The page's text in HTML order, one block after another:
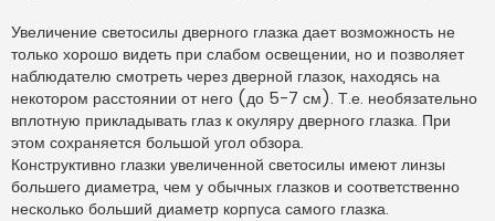
Увеличение светосилы дверного глазка дает возможность не
только хорошо видеть при слабом освещении, но и позволяет
наблюдателю смотреть через дверной глазок, находясь на
некотором расстоянии от него (до 5-7 см). Т.е. необязательно
вплотную прикладывать глаз к окуляру дверного глазка. При
этом сохраняется большой угол обзора.
Конструктивно глазки увеличенной светосилы имеют линзы
большего диаметра, чем у обычных глазков и соответственно
несколько больший диаметр корпуса самого глазка.